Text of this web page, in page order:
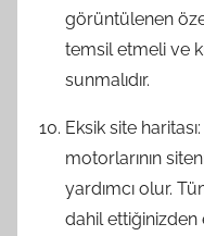
görüntülenen
temsil etmeli ve
sunmalıdır.
Eksik site
motorlarının
yardımcı olur.
dahil ettiğinizden